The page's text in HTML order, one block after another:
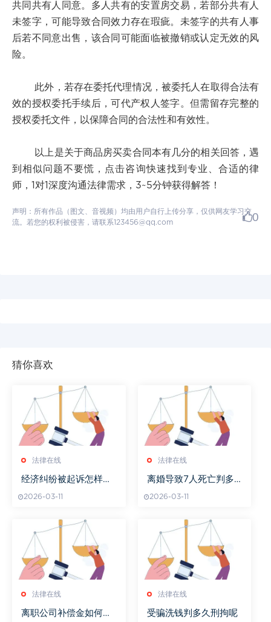
共同共有人同意。多人共有的安置房交易，若部分共有人
未签字，可能导致合同效力存在瑕疵。未签字的共有人事
后若不同意出售，该合同可能面临被撤销或认定无效的风
险。
此外，若存在委托代理情况，被委托人在取得合法有
效的授权委托手续后，可代产权人签字。但需留存完整的
授权委托文件，以保障合同的合法性和有效性。
以上是关于商品房买卖合同本有几分的相关回答，遇
到相似问题不要慌，点击咨询快速找到专业、合适的律
师，1对1深度沟通法律需求，3~5分钟获得解答！
声明：所有作品（图文、音视频）均由用户自行上传分享，仅供网友学习交
流。若您的权利被侵害，请联系123456@qq.com
0
猜你喜欢
法律在线
经济纠纷被起诉怎样应
2026-03-11
法律在线
离婚导致7人死亡判多
2026-03-11
法律在线
离职公司补偿金如何领
法律在线
受骗洗钱判多久刑拘呢